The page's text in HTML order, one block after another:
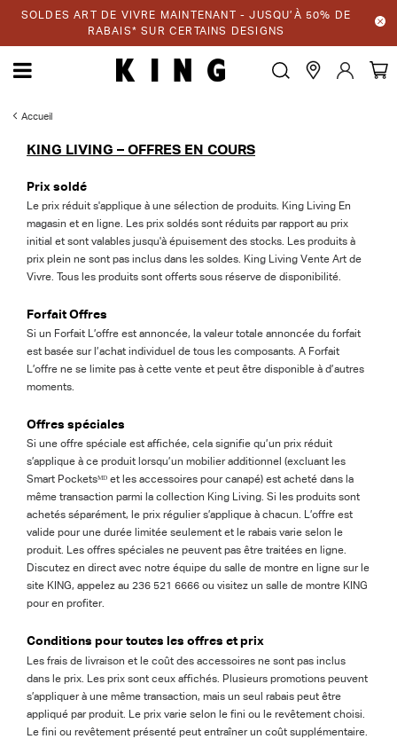
SOLDES ART DE VIVRE MAINTENANT - JUSQU’À 50% DE
RABAIS* SUR CERTAINS DESIGNS
Accueil
KING LIVING – OFFRES EN COURS
Prix soldé
Le prix réduit s'applique à une sélection de produits. King Living En
magasin et en ligne. Les prix soldés sont réduits par rapport au prix
initial et sont valables jusqu'à épuisement des stocks. Les produits à
prix plein ne sont pas inclus dans les soldes. King Living Vente Art de
Vivre. Tous les produits sont offerts sous réserve de disponibilité.
Forfait Offres
Si un Forfait L’offre est annoncée, la valeur totale annoncée du forfait
est basée sur l’achat individuel de tous les composants. A Forfait
L’offre ne se limite pas à cette vente et peut être disponible à d’autres
moments.
Offres spéciales
Si une offre spéciale est affichée, cela signifie qu’un prix réduit
s’applique à ce produit lorsqu’un mobilier additionnel (excluant les
Smart Pocketsᴹᴰ et les accessoires pour canapé) est acheté dans la
même transaction parmi la collection King Living. Si les produits sont
achetés séparément, le prix régulier s’applique à chacun. L’offre est
valide pour une durée limitée seulement et le rabais varie selon le
produit. Les offres spéciales ne peuvent pas être traitées en ligne.
Discutez en direct avec notre équipe du salle de montre en ligne sur le
site KING, appelez au 236 521 6666 ou visitez un salle de montre KING
pour en profiter.
Conditions pour toutes les offres et prix
Les frais de livraison et le coût des accessoires ne sont pas inclus
dans le prix. Les prix sont ceux affichés. Plusieurs promotions peuvent
s’appliquer à une même transaction, mais un seul rabais peut être
appliqué par produit. Le prix varie selon le fini ou le revêtement choisi.
Le fini ou revêtement présenté peut entraîner un coût supplémentaire.